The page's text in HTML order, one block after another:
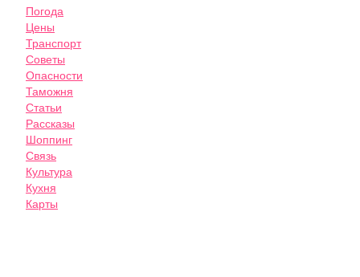
Погода
Цены
Транспорт
Советы
Опасности
Таможня
Статьи
Рассказы
Шоппинг
Связь
Культура
Кухня
Карты